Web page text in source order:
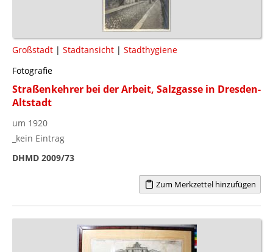
Großstadt | Stadtansicht | Stadthygiene
Fotografie
Straßenkehrer bei der Arbeit, Salzgasse in Dresden-
Altstadt
um 1920
_kein Eintrag
DHMD 2009/73
Zum Merkzettel hinzufügen